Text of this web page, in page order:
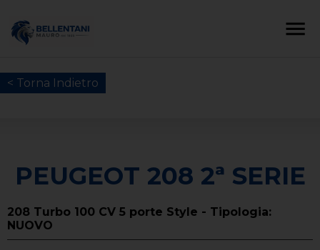
< Torna Indietro
PEUGEOT 208 2ª SERIE
208 Turbo 100 CV 5 porte Style - Tipologia:
NUOVO